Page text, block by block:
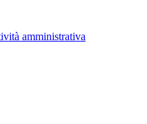
amministrativa